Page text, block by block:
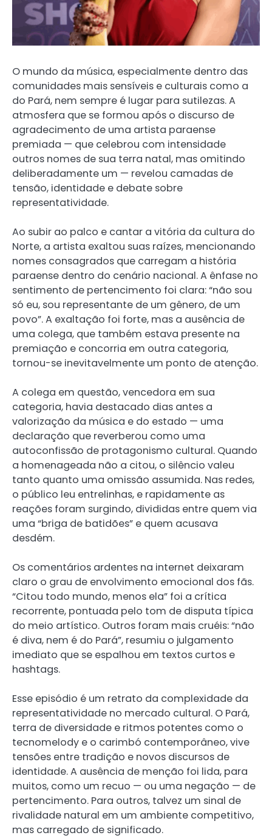
O mundo da música, especialmente dentro das
comunidades mais sensíveis e culturais como a
do Pará, nem sempre é lugar para sutilezas. A
atmosfera que se formou após o discurso de
agradecimento de uma artista paraense
premiada — que celebrou com intensidade
outros nomes de sua terra natal, mas omitindo
deliberadamente um — revelou camadas de
tensão, identidade e debate sobre
representatividade.
Ao subir ao palco e cantar a vitória da cultura do
Norte, a artista exaltou suas raízes, mencionando
nomes consagrados que carregam a história
paraense dentro do cenário nacional. A ênfase no
sentimento de pertencimento foi clara: “não sou
só eu, sou representante de um gênero, de um
povo”. A exaltação foi forte, mas a ausência de
uma colega, que também estava presente na
premiação e concorria em outra categoria,
tornou-se inevitavelmente um ponto de atenção.
A colega em questão, vencedora em sua
categoria, havia destacado dias antes a
valorização da música e do estado — uma
declaração que reverberou como uma
autoconfissão de protagonismo cultural. Quando
a homenageada não a citou, o silêncio valeu
tanto quanto uma omissão assumida. Nas redes,
o público leu entrelinhas, e rapidamente as
reações foram surgindo, divididas entre quem via
uma “briga de batidões” e quem acusava
desdém.
Os comentários ardentes na internet deixaram
claro o grau de envolvimento emocional dos fãs.
“Citou todo mundo, menos ela” foi a crítica
recorrente, pontuada pelo tom de disputa típica
do meio artístico. Outros foram mais cruéis: “não
é diva, nem é do Pará”, resumiu o julgamento
imediato que se espalhou em textos curtos e
hashtags.
Esse episódio é um retrato da complexidade da
representatividade no mercado cultural. O Pará,
terra de diversidade e ritmos potentes como o
tecnomelody e o carimbó contemporâneo, vive
tensões entre tradição e novos discursos de
identidade. A ausência de menção foi lida, para
muitos, como um recuo — ou uma negação — de
pertencimento. Para outros, talvez um sinal de
rivalidade natural em um ambiente competitivo,
mas carregado de significado.